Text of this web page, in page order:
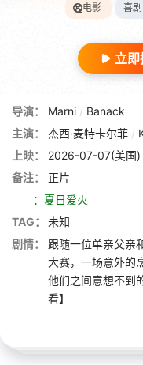
电影 喜剧
立
导演： Marni / Banack
主演：
杰西·麦特卡尔菲 /
上映：
2026-07-07(美国)
备注：
正片
：夏日爱火
TAG：
未知
剧情：
跟随一位单亲父亲
大赛，一场意外的
他们之间意想不到
看】